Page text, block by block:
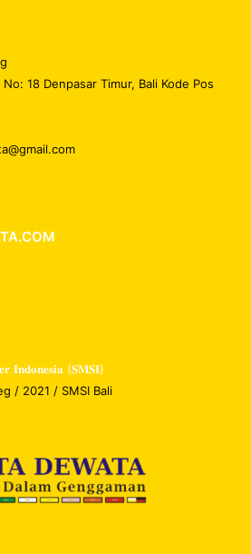
18 Denpasar Timur, Bali Kode Pos
𝐈𝐧𝐝𝐨𝐧𝐞𝐬𝐢𝐚 (𝐒𝐌𝐒𝐈)
/ 2021 / SMSI Bali